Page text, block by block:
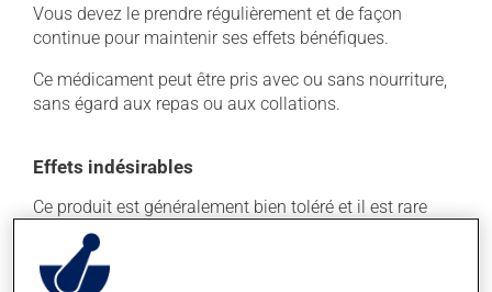
Vous devez le prendre régulièrement et de façon
continue pour maintenir ses effets bénéfiques.
Ce médicament peut être pris avec ou sans nourriture,
sans égard aux repas ou aux collations.
Effets indésirables
Ce produit est généralement bien toléré et il est rare
que des effets secondaires soient rapportés par ceux
qui l'utilisent. À l'occasion, des réactions mineures
peuvent survenir, mais elles disparaissent d'elles-